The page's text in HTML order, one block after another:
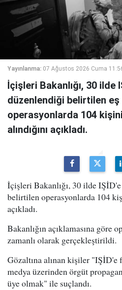
Yayınlanma: 07 Ağustos 2026 Cuma
İçişleri Bakanlığı, 30 ilde
düzenlendiği belirtilen eş
operasyonlarda 104
alındığını açıkladı.
İçişleri Bakanlığı, 30 ilde
belirtilen operasyonlarda 104
açıkladı.
Bakanlığın açıklamasına göre
zamanlı olarak gerçekleştirildi.
Gözaltına alınan kişiler "IŞİD'e
medya üzerinden örgüt
üye olmak" ile suçlandı.